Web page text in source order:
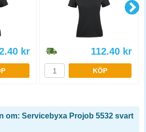
kr 112.40 kr
KÖP
om: Servicebyxa Projob 5532 svart